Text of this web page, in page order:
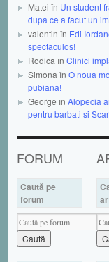
Matei în Un student
dupa ce a facut un
valentin în Edi
spectaculos!
Rodica în Clinici
Simona în O noua
pubiana!
George în Alopecia
pentru barbati si
FORUM
Caută pe
forum